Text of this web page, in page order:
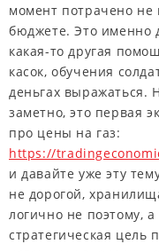
момент потрачено не
бюджете. Это именно
какая-то другая
касок, обучения
деньгах выражаться.
заметно, это первая
про цены на газ:
https://
и давайте уже эту
не дорогой,
логично не поэтому,
стратегическая цель